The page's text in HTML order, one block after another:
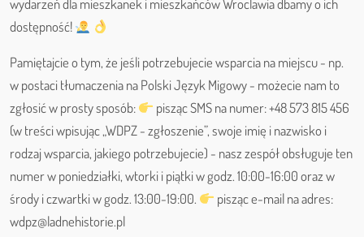
wydarzeń dla mieszkanek i mieszkańców Wroclawia dbamy o ich
dostępność!
Pamiętajcie o tym, że jeśli potrzebujecie wsparcia na miejscu - np.
w postaci tłumaczenia na Polski Język Migowy - możecie nam to
zgłosić w prosty sposób:
pisząc SMS na numer: +48 573 815 456
(w treści wpisując „WDPZ - zgłoszenie”, swoje imię i nazwisko i
rodzaj wsparcia, jakiego potrzebujecie) - nasz zespół obsługuje ten
numer w poniedziałki, wtorki i piątki w godz. 10:00-16:00 oraz w
środy i czwartki w godz. 13:00-19:00.
pisząc e-mail na adres:
wdpz@ladnehistorie.pl